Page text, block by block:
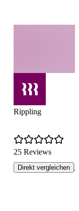
Rippling
25 Reviews
Direkt vergleichen